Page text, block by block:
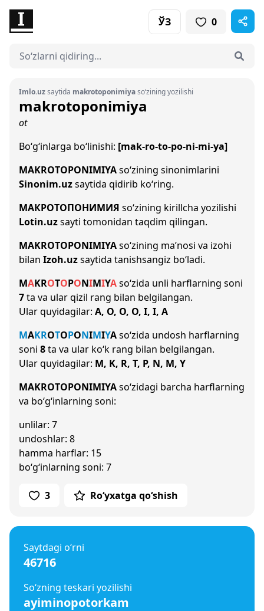
ЎЗ 0
Imlo.uzsaytida makrotoponimiyaso‘zining yozilishi
makrotoponimiya
ot
Bo‘g‘inlarga bo‘linishi: [mak-ro-to-po-ni-mi-ya]
MAKROTOPONIMIYAso‘zining sinonimlarini
Sinonim.uzsaytida qidirib ko‘ring.
МАКРОТОПОНИМИЯ so‘zining kirillcha yozilishi
Lotin.uzsayti tomonidan taqdim qilingan.
MAKROTOPONIMIYAso‘zining ma’nosi va izohi
bilan Izoh.uzsaytida tanishsangiz bo‘ladi.
MAKROTOPONIMIYAso‘zida unli harflarning soni
7ta va ular qizil rang bilan belgilangan.
Ular quyidagilar: A, O, O, O, I, I, A
MAKROTOPONIMIYAso‘zida undosh harflarning
soni 8ta va ular ko‘k rang bilan belgilangan.
Ular quyidagilar: M, K, R, T, P, N, M, Y
MAKROTOPONIMIYAso‘zidagi barcha harflarning
va bo‘g‘inlarning soni:
unlilar: 7
undoshlar: 8
hamma harflar: 15
bo‘g‘inlarning soni: 7
3 Ro‘yxatga qo‘shish
Saytdagi o‘rni
46716
So‘zning teskari yozilishi
ayiminopotorkam